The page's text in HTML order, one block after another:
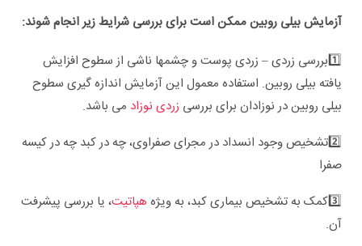
آزمایش بیلی روبین ممکن است برای بررسی شرایط زیر انجام شوند:
1️⃣بررسی زردی – زردی پوست و چشمها ناشی از سطوح افزایش
یافته بیلی روبین. استفاده معمول این آزمایش اندازه گیری سطوح
بیلی روبین در نوزادان برای بررسی زردی نوزاد می باشد.
2️⃣تشخیص وجود انسداد در مجرای صفراوی، چه در کبد چه در کیسه
صفرا
3️⃣کمک به تشخیص بیماری کبد، به ویژه هپاتیت، یا بررسی پیشرفت
آن.